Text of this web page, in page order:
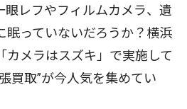
レフやフィルムカメラ、遺
眠っていないだろうか？横浜
カメラはスズキ」で実施して
買取”が今人気を集めてい